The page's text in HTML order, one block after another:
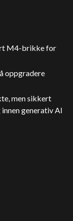
M4-brikke for
oppgradere
men sikkert
generativ AI